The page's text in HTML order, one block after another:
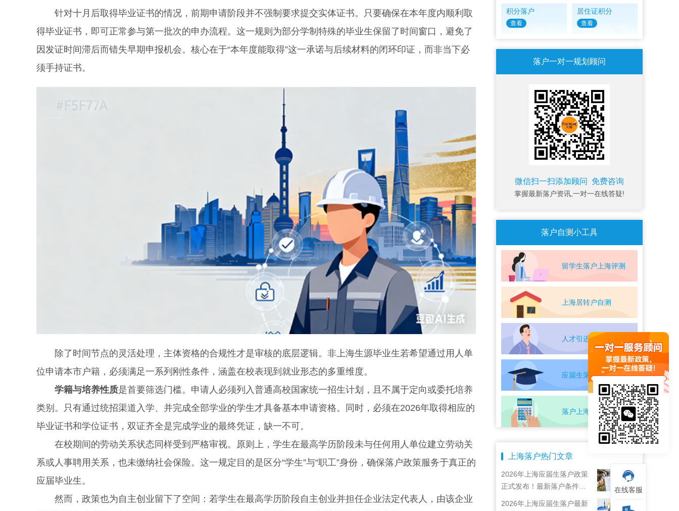
针对十月后取得毕业证书的情况，前期申请阶段并不强制要求提交实体证书。只要确保在本年度内顺利取
得毕业证书，即可正常参与第一批次的申办流程。这一规则为部分学制特殊的毕业生保留了时间窗口，避免了
因发证时间滞后而错失早期申报机会。核心在于“本年度能取得”这一承诺与后续材料的闭环印证，而非当下必
须手持证书。
除了时间节点的灵活处理，主体资格的合规性才是审核的底层逻辑。非上海生源毕业生若希望通过用人单
位申请本市户籍，必须满足一系列刚性条件，涵盖在校表现到就业形态的多重维度。
学籍与培养性质是首要筛选门槛。申请人必须列入普通高校国家统一招生计划，且不属于定向或委托培养
类别。只有通过统招渠道入学、并完成全部学业的学生才具备基本申请资格。同时，必须在2026年取得相应的
毕业证书和学位证书，双证齐全是完成学业的最终凭证，缺一不可。
在校期间的劳动关系状态同样受到严格审视。原则上，学生在最高学历阶段未与任何用人单位建立劳动关
系或人事聘用关系，也未缴纳社会保险。这一规定目的是区分“学生”与“职工”身份，确保落户政策服务于真正的
应届毕业生。
然而，政策也为自主创业留下了空间：若学生在最高学历阶段自主创业并担任企业法定代表人，由该企业
积分落户
查看
居住证积分
查看
落户一对一规划顾问
微信扫一扫添加顾问 免费咨询
掌握最新落户资讯,一对一在线答疑!
落户自测小工具
留学生落户上海评测
上海居转户自测
人才引进落户评测
应届生落户上海自测
落户上海条件自测
上海落户热门文章
2026年上海应届生落户政策
正式发布！最新落户条件及
流程解析！
2026年上海应届生落户最新
在线客服